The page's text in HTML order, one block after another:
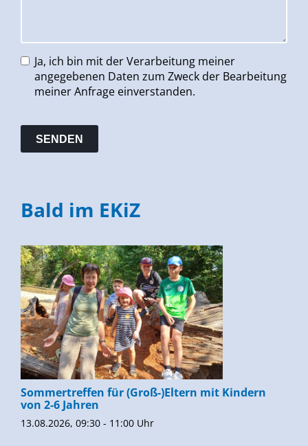
Ja, ich bin mit der Verarbeitung meiner
angegebenen Daten zum Zweck der Bearbeitung
meiner Anfrage einverstanden.
Bald im EKiZ
Sommertreffen für (Groß-)Eltern mit Kindern
von 2-6 Jahren
13.08.2026, 09:30 - 11:00 Uhr